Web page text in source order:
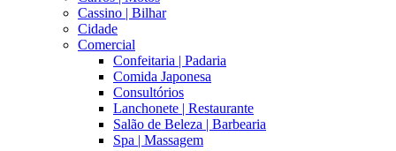
Cassino | Bilhar
Cidade
Comercial
Confeitaria | Padaria
Comida Japonesa
Consultórios
Lanchonete | Restaurante
Salão de Beleza | Barbearia
Spa | Massagem